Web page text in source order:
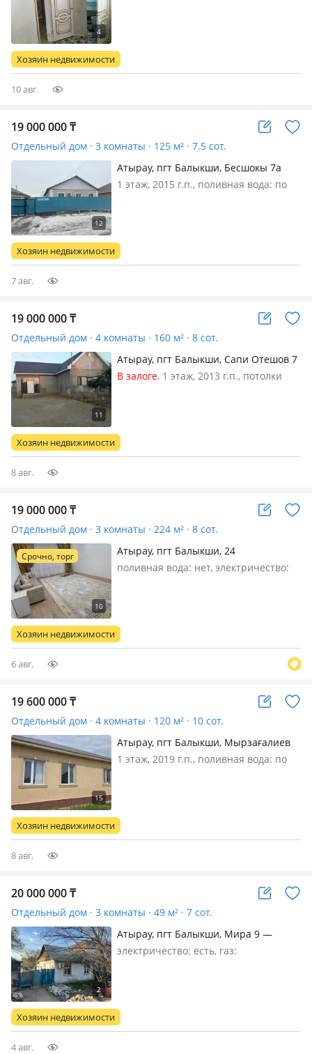
Хозяин недвижимости
10 авг.
19 000 000₸
Отдельный дом · 3 комнаты · 125 м² · 7.5 сот.
Атырау, пгт Балыкши, Бесшокы 7а
1 этаж, 2015 г.п., поливная вода: по
продам дом районе города Атырау.
село Жанатала за Курилкино 1…
Хозяин недвижимости
7 авг.
19 000 000₸
Отдельный дом · 4 комнаты · 160 м² · 8 сот.
Атырау, пгт Балыкши, Сапи Отешов 7
В залоге, 1 этаж, 2013 г.п., потолки
деревья, магазин, садик, школа,
дорога близко, есть все условия дл…
Хозяин недвижимости
8 авг.
19 000 000₸
Отдельный дом · 3 комнаты · 224 м² · 8 сот.
Срочно, торг
Атырау, пгт Балыкши, 24
поливная вода: нет, электричество:
второй черновой, асфальтированная
дорога, близко к городу, рядо…
Хозяин недвижимости
6 авг.
19 600 000₸
Отдельный дом · 4 комнаты · 120 м² · 10 сот.
Атырау, пгт Балыкши, Мырзағалиев
45
1 этаж, 2019 г.п., поливная вода: по
Экологиялық таза ауданда, мектеп,
бала- бақша, аялдамасы қасында…
Хозяин недвижимости
8 авг.
20 000 000₸
Отдельный дом · 3 комнаты · 49 м² · 7 сот.
Атырау, пгт Балыкши, Мира 9 —
Берег урала
электричество: есть, газ:
Хозяин недвижимости
4 авг.